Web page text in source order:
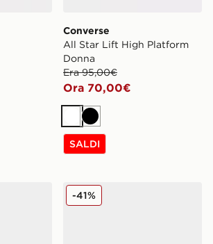
Converse
All Star Lift High Platform
Donna
Era 95,00€
Ora 70,00€
Bianco
Nero
SALDI
Spezial Donna
Nike Air Force 1 Low
-41%